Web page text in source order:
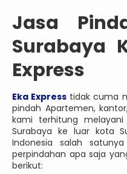
Jasa
Surabaya
Express
Eka Express tidak cuma
pindah Apartemen,
kami terhitung
Surabaya ke luar kota
Indonesia salah
perpindahan apa saja
berikut: